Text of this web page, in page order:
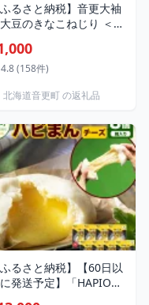
ふるさと納税】音更大袖
豆のきなこねじり ＜選
／ 70g×5袋 合計350g
70g×12袋 合計840g
きなこ きな粉 黄粉 大
け お茶菓子 常温 北海
音更町 送料無料
(158件)
北海道音更町 の返礼品
ふるさと納税】【60日以
発送予定】「HAPIO